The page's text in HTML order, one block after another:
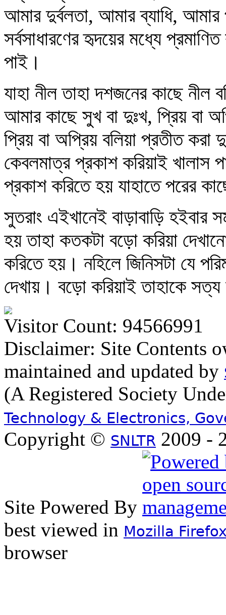
আমার দুর্বলতা, আমার ব্যাধি, আমার
সর্বসাধারণের হৃদয়ের মধ্যে
পাই।
যাহা নীল তাহা দশজনের কাছে নীল
আমার কাছে সুখ বা দুঃখ, প্রিয় বা
প্রিয় বা অপ্রিয় বলিয়া প্রতীত
কেবলমাত্র প্রকাশ করিয়াই খালাস
প্রকাশ করিতে হয় যাহাতে পরের
সুতরাং এইখানেই বাড়াবাড়ি হইবার
হয় তাহা কতকটা বড়ো করিয়া
করিতে হয়। নহিলে জিনিসটা যে
দেখায়। বড়ো করিয়াই তাহাকে
Visitor Count: 94566991
Disclaimer: Site Contents
maintained and updated by
(A Registered Society
Technology & Electronics,
Copyright © SNLTR 2009 -
Site Powered By
best viewed in Mozilla
browser